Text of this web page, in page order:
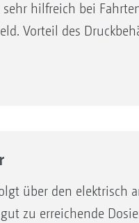
hilfreich bei
Vorteil des
FTender auch mit
über den elektrisch
zu erreichende